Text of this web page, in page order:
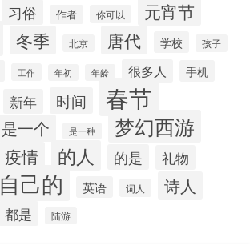
习俗 作者 你可以 元宵节
冬季 北京 唐代 学校 孩子
工作 年初 年龄 很多人 手机
新年 时间 春节
是一个 是一种 梦幻西游
疫情 的人 的是
礼物
自己的 英语 词人 诗人
都是 陆游